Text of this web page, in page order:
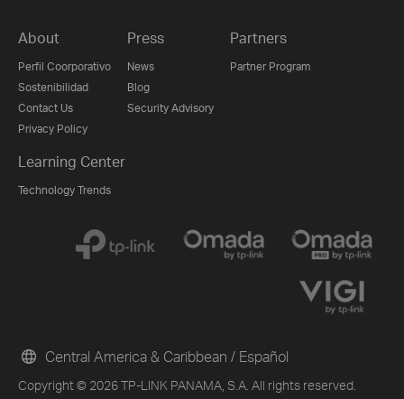
About
Perfil Coorporativo
Sostenibilidad
Contact Us
Privacy Policy
Press
News
Blog
Security Advisory
Partners
Partner Program
Learning Center
Technology Trends
Copyright © 2026 TP-LINK PANAMA, S.A. All rights reserved.
Central America & Caribbean / Español